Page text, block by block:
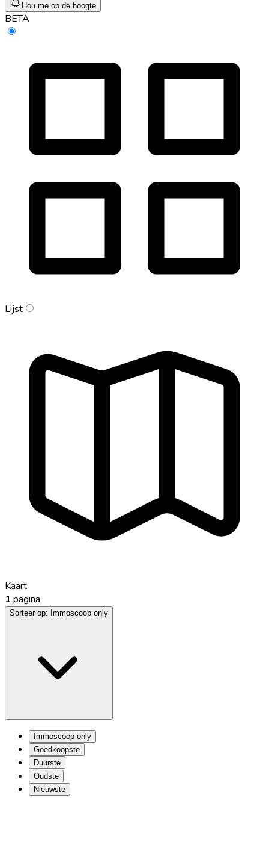
Hou me op de hoogte
BETA
Lijst
Kaart
1 pagina
Sorteer op: Immoscoop only
Immoscoop only
Goedkoopste
Duurste
Oudste
Nieuwste